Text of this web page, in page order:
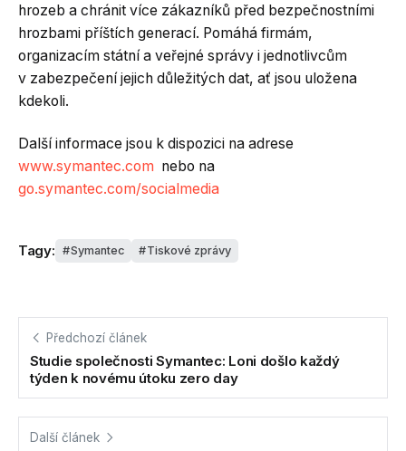
hrozeb a chránit více zákazníků před bezpečnostními
hrozbami příštích generací. Pomáhá firmám,
organizacím státní a veřejné správy i jednotlivcům
v zabezpečení jejich důležitých dat, ať jsou uložena
kdekoli.
Další informace jsou k dispozici na adrese
www.symantec.com nebo na
go.symantec.com/socialmedia
Tagy: Symantec Tiskové zprávy
Předchozí článek
Studie společnosti Symantec: Loni došlo každý
týden k novému útoku zero day
Další článek